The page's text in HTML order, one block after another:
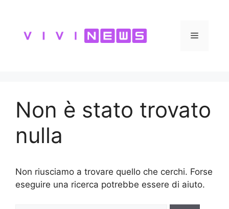
contenuto
Menu
Non è stato trovato
nulla
Non riusciamo a trovare quello che cerchi. Forse
eseguire una ricerca potrebbe essere di aiuto.